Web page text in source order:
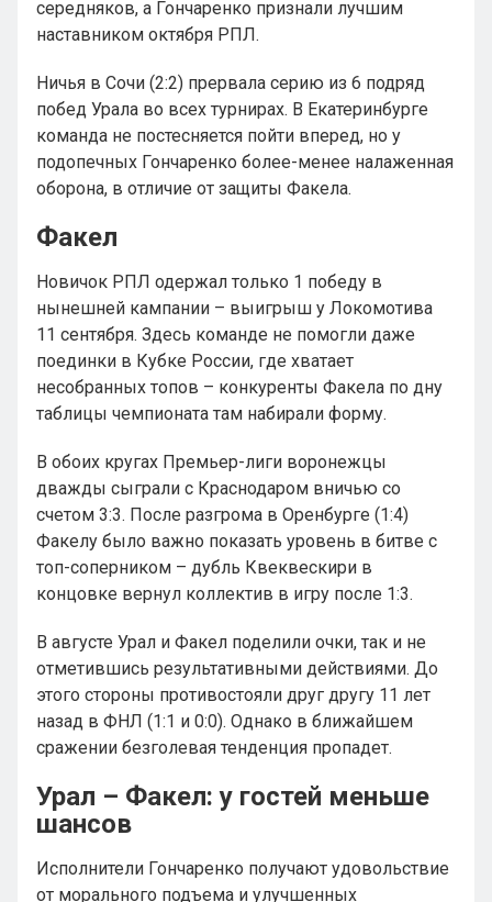
середняков, а Гончаренко признали лучшим
наставником октября РПЛ.
Ничья в Сочи (2:2) прервала серию из 6 подряд
побед Урала во всех турнирах. В Екатеринбурге
команда не постесняется пойти вперед, но у
подопечных Гончаренко более-менее налаженная
оборона, в отличие от защиты Факела.
Факел
Новичок РПЛ одержал только 1 победу в
нынешней кампании – выигрыш у Локомотива
11 сентября. Здесь команде не помогли даже
поединки в Кубке России, где хватает
несобранных топов – конкуренты Факела по дну
таблицы чемпионата там набирали форму.
В обоих кругах Премьер-лиги воронежцы
дважды сыграли с Краснодаром вничью со
счетом 3:3. После разгрома в Оренбурге (1:4)
Факелу было важно показать уровень в битве с
топ-соперником – дубль Квеквескири в
концовке вернул коллектив в игру после 1:3.
В августе Урал и Факел поделили очки, так и не
отметившись результативными действиями. До
этого стороны противостояли друг другу 11 лет
назад в ФНЛ (1:1 и 0:0). Однако в ближайшем
сражении безголевая тенденция пропадет.
Урал – Факел: у гостей меньше
шансов
Исполнители Гончаренко получают удовольствие
от морального подъема и улучшенных